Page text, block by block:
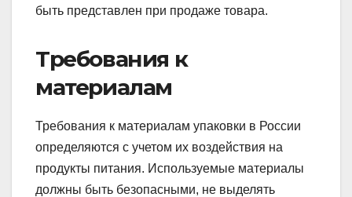
быть представлен при продаже товара.
Требования к
материалам
Требования к материалам упаковки в России
определяются с учетом их воздействия на
продукты питания. Используемые материалы
должны быть безопасными, не выделять